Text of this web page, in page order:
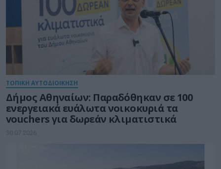
ΤΟΠΙΚΗ ΑΥΤΟΔΙΟΙΚΗΣΗ
Δήμος Αθηναίων: Παραδόθηκαν σε 100
ενεργειακά ευάλωτα νοικοκυριά τα
vouchers για δωρεάν κλιματιστικά
30.07.2026